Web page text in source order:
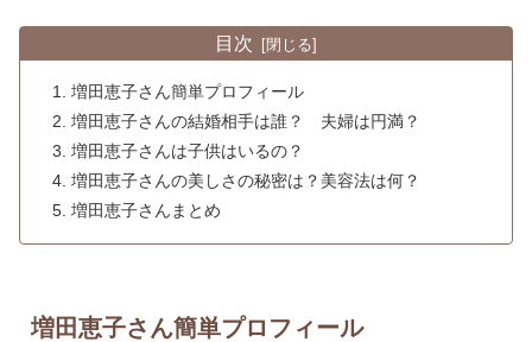
目次
増田恵子さん簡単プロフィール
増田恵子さんの結婚相手は誰？ 夫婦は円満？
増田恵子さんは子供はいるの？
増田恵子さんの美しさの秘密は？美容法は何？
増田恵子さんまとめ
増田恵子さん簡単プロフィール